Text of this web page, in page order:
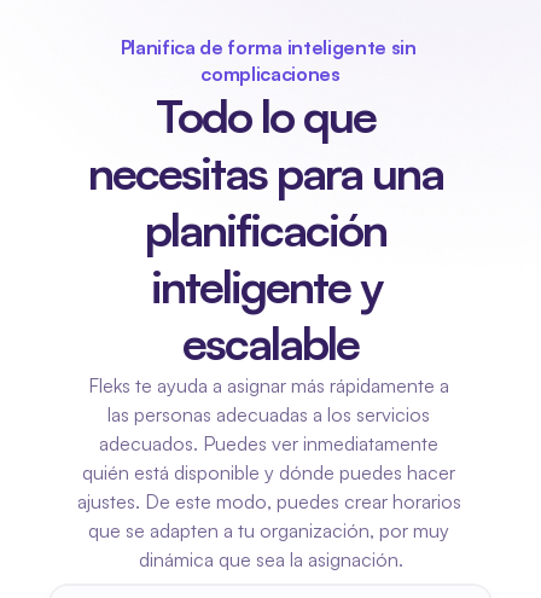
Planifica de forma inteligente sin
complicaciones
Todo lo que
necesitas para una
planificación
inteligente y
escalable
Fleks te ayuda a asignar más rápidamente a
las personas adecuadas a los servicios
adecuados. Puedes ver inmediatamente
quién está disponible y dónde puedes hacer
ajustes. De este modo, puedes crear horarios
que se adapten a tu organización, por muy
dinámica que sea la asignación.